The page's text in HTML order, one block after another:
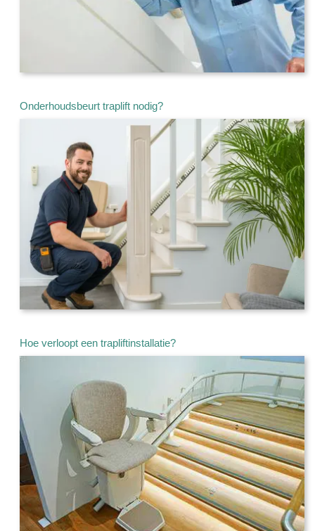
Onderhoudsbeurt traplift nodig?
Hoe verloopt een trapliftinstallatie?